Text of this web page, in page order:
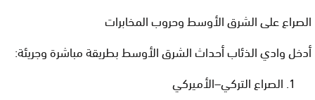
الصراع على الشرق الأوسط وحروب المخابرات
أدخل وادي الذئاب أحداث الشرق الأوسط بطريقة مباشرة وجريئة:
الصراع التركي–الأميركي